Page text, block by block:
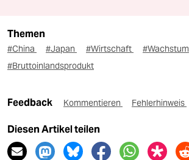
Themen
#China #Japan #Wirtschaft
#Wachstum
#Bruttoinlandsprodukt
Feedback Kommentieren Fehlerhinweis
Diesen Artikel teilen